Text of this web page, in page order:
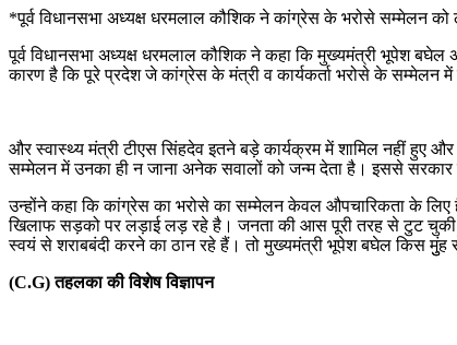
*पूर्व विधानसभा अध्यक्ष धरमलाल कौशिक ने कांग्रेस के भरोसे सम्मेलन
पूर्व विधानसभा अध्यक्ष धरमलाल कौशिक ने कहा कि मुख्यमंत्री भूपेश बघेल
कारण है कि पूरे प्रदेश जे कांग्रेस के मंत्री व कार्यकर्ता भरोसे के सम्मेलन में
और स्वास्थ्य मंत्री टीएस सिंहदेव इतने बड़े कार्यक्रम में शामिल नहीं हुए
सम्मेलन में उनका ही न जाना अनेक सवालों को जन्म देता है। इससे
उन्होंने कहा कि कांग्रेस का भरोसे का सम्मेलन केवल औपचारिकता के
खिलाफ सड़को पर लड़ाई लड़ रहे है। जनता की आस पूरी तरह से टुट चुकी है
स्वयं से शराबबंदी करने का ठान रहे हैं। तो मुख्यमंत्री भूपेश बघेल किस
(C.G) तहलका की विशेष विज्ञापन